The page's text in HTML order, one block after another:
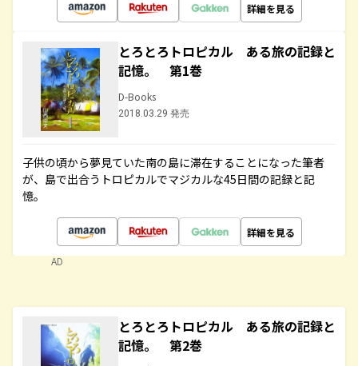
詳細を見る
とろとろトロピカル ある旅の記録と
記憶。 第1巻
D-Books
2018.03.29 発売
子供の頃から夢見ていた南の島に滞在することになった筆者
が、島で出合うトロピカルでマジカルな45日間の記録と記
憶。
詳細を見る
AD
とろとろトロピカル ある旅の記録と
記憶。 第2巻